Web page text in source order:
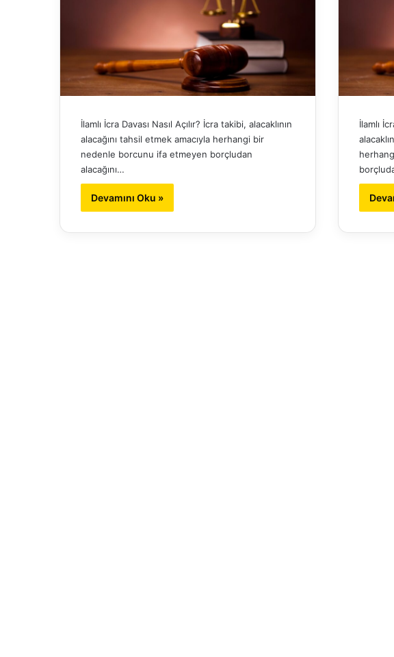
İlamlı İcra Davası Nasıl Açılır? İcra takibi, alacaklının
alacağını tahsil etmek amacıyla herhangi bir
nedenle borcunu ifa etmeyen borçludan
alacağını…
Devamını Oku »
İlamlı